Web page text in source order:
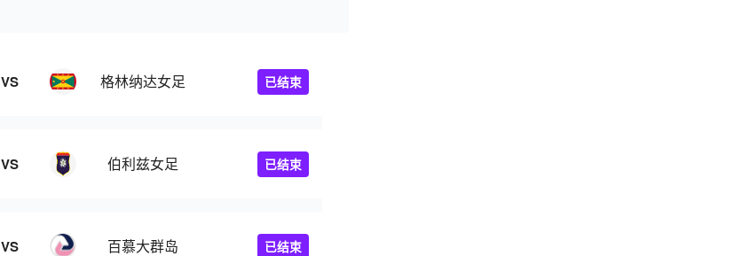
VS 格林纳达女足 已结束
VS 伯利兹女足 已结束
VS 百慕大群岛 已结束